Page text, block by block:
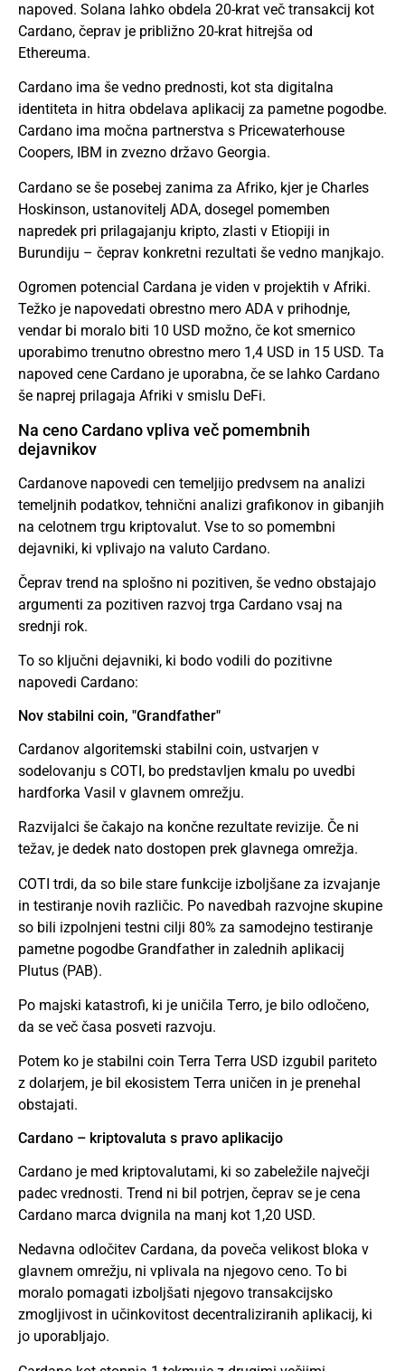
napoved. Solana lahko obdela 20-krat več transakcij kot
Cardano, čeprav je približno 20-krat hitrejša od
Ethereuma.
Cardano ima še vedno prednosti, kot sta digitalna
identiteta in hitra obdelava aplikacij za pametne pogodbe.
Cardano ima močna partnerstva s Pricewaterhouse
Coopers, IBM in zvezno državo Georgia.
Cardano se še posebej zanima za Afriko, kjer je Charles
Hoskinson, ustanovitelj ADA, dosegel pomemben
napredek pri prilagajanju kripto, zlasti v Etiopiji in
Burundiju – čeprav konkretni rezultati še vedno manjkajo.
Ogromen potencial Cardana je viden v projektih v Afriki.
Težko je napovedati obrestno mero ADA v prihodnje,
vendar bi moralo biti 10 USD možno, če kot smernico
uporabimo trenutno obrestno mero 1,4 USD in 15 USD. Ta
napoved cene Cardano je uporabna, če se lahko Cardano
še naprej prilagaja Afriki v smislu DeFi.
Na ceno Cardano vpliva več pomembnih
dejavnikov
Cardanove napovedi cen temeljijo predvsem na analizi
temeljnih podatkov, tehnični analizi grafikonov in gibanjih
na celotnem trgu kriptovalut. Vse to so pomembni
dejavniki, ki vplivajo na valuto Cardano.
Čeprav trend na splošno ni pozitiven, še vedno obstajajo
argumenti za pozitiven razvoj trga Cardano vsaj na
srednji rok.
To so ključni dejavniki, ki bodo vodili do pozitivne
napovedi Cardano:
Nov stabilni coin, "Grandfather"
Cardanov algoritemski stabilni coin, ustvarjen v
sodelovanju s COTI, bo predstavljen kmalu po uvedbi
hardforka Vasil v glavnem omrežju.
Razvijalci še čakajo na končne rezultate revizije. Če ni
težav, je dedek nato dostopen prek glavnega omrežja.
COTI trdi, da so bile stare funkcije izboljšane za izvajanje
in testiranje novih različic. Po navedbah razvojne skupine
so bili izpolnjeni testni cilji 80% za samodejno testiranje
pametne pogodbe Grandfather in zalednih aplikacij
Plutus (PAB).
Po majski katastrofi, ki je uničila Terro, je bilo odločeno,
da se več časa posveti razvoju.
Potem ko je stabilni coin Terra Terra USD izgubil pariteto
z dolarjem, je bil ekosistem Terra uničen in je prenehal
obstajati.
Cardano – kriptovaluta s pravo aplikacijo
Cardano je med kriptovalutami, ki so zabeležile največji
padec vrednosti. Trend ni bil potrjen, čeprav se je cena
Cardano marca dvignila na manj kot 1,20 USD.
Nedavna odločitev Cardana, da poveča velikost bloka v
glavnem omrežju, ni vplivala na njegovo ceno. To bi
moralo pomagati izboljšati njegovo transakcijsko
zmogljivost in učinkovitost decentraliziranih aplikacij, ki
jo uporabljajo.